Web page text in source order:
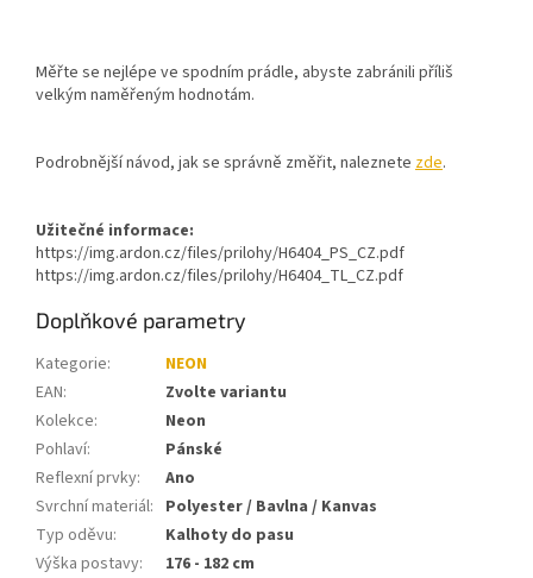
Měřte se nejlépe ve spodním prádle, abyste zabránili příliš
velkým naměřeným hodnotám.
Podrobnější návod, jak se správně změřit, naleznete zde.
Užitečné informace:
https://img.ardon.cz/files/prilohy/H6404_PS_CZ.pdf
https://img.ardon.cz/files/prilohy/H6404_TL_CZ.pdf
Doplňkové parametry
Kategorie:
NEON
EAN:
Zvolte variantu
Kolekce:
Neon
Pohlaví:
Pánské
Reflexní prvky:
Ano
Svrchní materiál: Polyester / Bavlna / Kanvas
Typ oděvu:
Kalhoty do pasu
Výška postavy: 176 - 182 cm